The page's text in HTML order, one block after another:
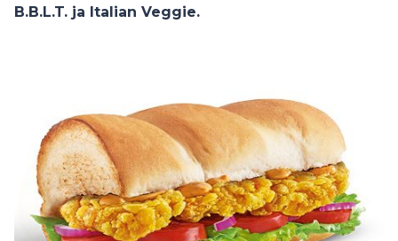
B.B.L.T. ja Italian Veggie.